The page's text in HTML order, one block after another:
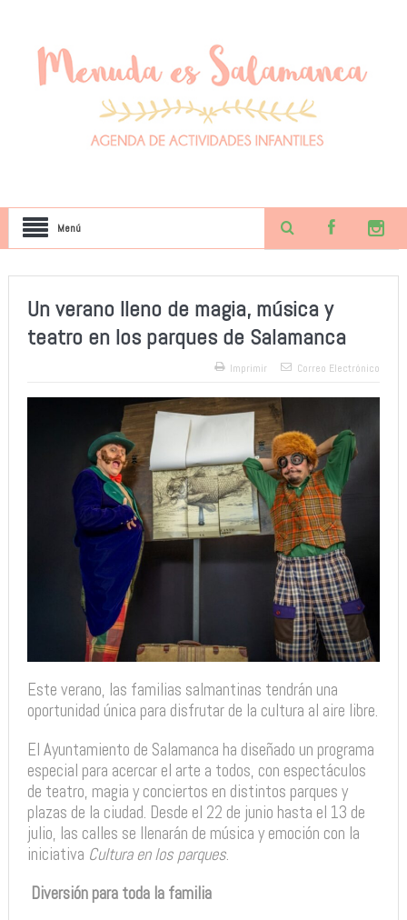
Menú
Un verano lleno de magia, música y
teatro en los parques de Salamanca
Imprimir Correo Electrónico
Este verano, las familias salmantinas tendrán una
oportunidad única para disfrutar de la cultura al aire libre.
El Ayuntamiento de Salamanca ha diseñado un programa
especial para acercar el arte a todos, con espectáculos
de teatro, magia y conciertos en distintos parques y
plazas de la ciudad. Desde el 22 de junio hasta el 13 de
julio, las calles se llenarán de música y emoción con la
iniciativa Cultura en los parques.
Diversión para toda la familia